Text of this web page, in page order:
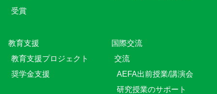
受賞
教育⽀援
教育⽀援プロジェクト
奨学金支援
国際交流
交流
AEFA出前授業/講演会
研究授業のサポート